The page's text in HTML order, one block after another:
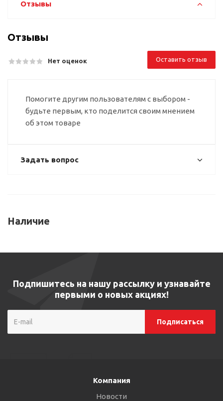
Отзывы
Отзывы
Нет оценок Оставить отзыв
Помогите другим пользователям с выбором -
будьте первым, кто поделится своим мнением
об этом товаре
Задать вопрос
Наличие
Подпишитесь на нашу рассылку и узнавайте
первыми о новых акциях!
Компания
Новости